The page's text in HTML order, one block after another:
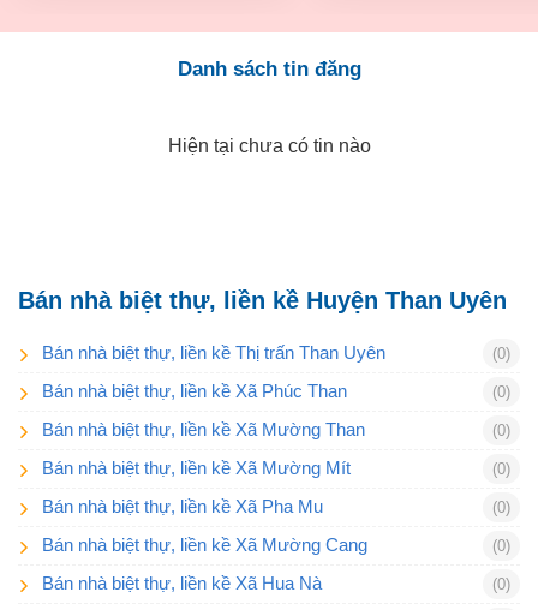
Danh sách tin đăng
Hiện tại chưa có tin nào
Bán nhà biệt thự, liền kề Huyện Than Uyên
Bán nhà biệt thự, liền kề Thị trấn Than Uyên (0)
Bán nhà biệt thự, liền kề Xã Phúc Than (0)
Bán nhà biệt thự, liền kề Xã Mường Than (0)
Bán nhà biệt thự, liền kề Xã Mường Mít (0)
Bán nhà biệt thự, liền kề Xã Pha Mu (0)
Bán nhà biệt thự, liền kề Xã Mường Cang (0)
Bán nhà biệt thự, liền kề Xã Hua Nà (0)